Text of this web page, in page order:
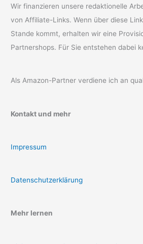
Wir finanzieren unsere redaktionelle
von Affiliate-Links. Wenn über diese
Stande kommt, erhalten wir eine
Partnershops. Für Sie entstehen dabei
Als Amazon-Partner verdiene ich an
Kontakt und mehr
Impressum
Datenschutzerklärung
Mehr lernen